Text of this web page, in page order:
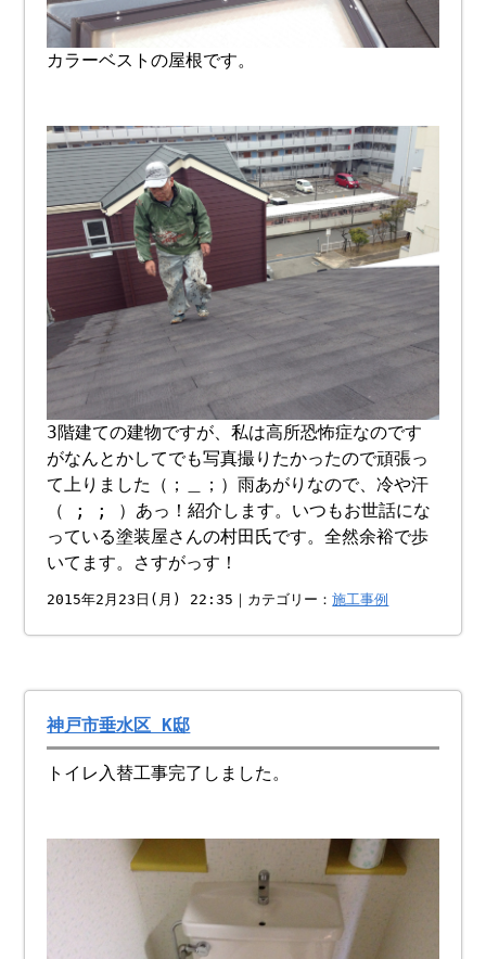
カラーベストの屋根です。
3階建ての建物ですが、私は高所恐怖症なのです
がなんとかしてでも写真撮りたかったので頑張っ
て上りました（；＿；）雨あがりなので、冷や汗
（ ; ; ）あっ！紹介します。いつもお世話にな
っている塗装屋さんの村田氏です。全然余裕で歩
いてます。さすがっす！
2015年2月23日(月) 22:35｜カテゴリー：施工事例
神戸市垂水区 K邸
トイレ入替工事完了しました。